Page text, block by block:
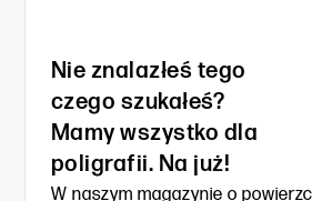
Nie znalazłeś tego
czego szukałeś?
Mamy wszystko dla
poligrafii. Na już!
W naszym magazynie o